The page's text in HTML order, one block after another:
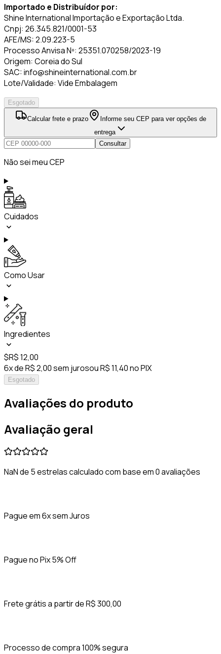
Importado e Distribuídor por:
Shine International Importação e Exportação Ltda.
Cnpj: 26.345.821/0001-53
AFE/MS: 2.09.223-5
Processo Anvisa Nº: 25351.070258/2023-19
Origem: Coreia do Sul
SAC: info@shineinternational.com.br
Lote/Validade: Vide Embalagem
Esgotado
Calcular frete e prazo
Informe seu CEP para ver opções de
entrega
Consultar
Não sei meu CEP
Cuidados
Como Usar
Ingredientes
$R$ 12,00
6x de R$ 2,00 sem jurosou R$ 11,40 no PIX
Esgotado
Avaliações do produto
Avaliação geral
NaN de 5 estrelas calculado com base em 0 avaliações
Pague em 6x sem Juros
Pague no Pix 5% Off
Frete grátis a partir de R$ 300,00
Processo de compra 100% segura